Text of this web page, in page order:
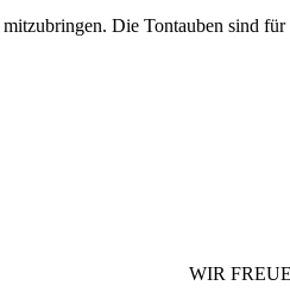
Die Tontauben sind
WIR